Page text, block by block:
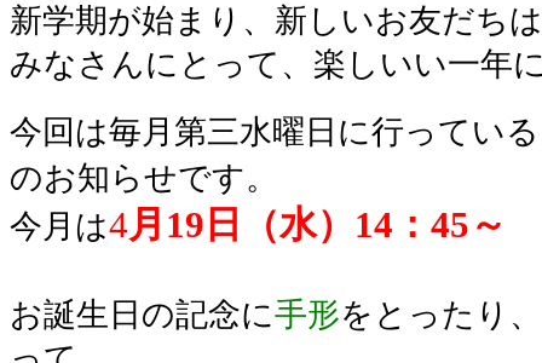
新学期が始まり、新しいお友だち
みなさんにとって、楽しいい一年
今回は毎月第三水曜日に行ってい
のお知らせです。
今月は4月19日（水）14：45
お誕生日の記念に手形をとったり、